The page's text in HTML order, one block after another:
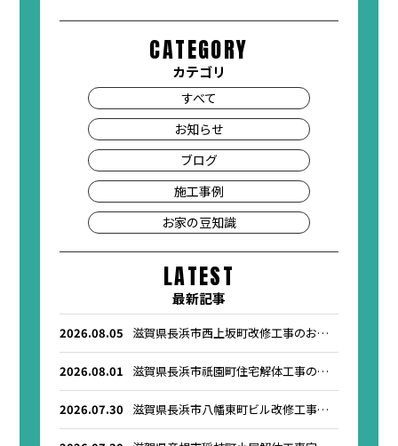
CATEGORY
カテゴリ
すべて
お知らせ
ブログ
施工事例
お家の豆知識
LATEST
最新記事
2026.08.05
滋賀県長浜市西上坂町改修工事のお知
らせ
2026.08.01
滋賀県長浜市祇園町住宅解体工事のお
知らせ
2026.07.30
滋賀県長浜市八幡東町ビル改修工事の
お知らせ